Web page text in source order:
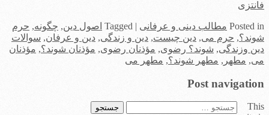
فانتزی
Posted in مطالب دینی و عرفانی |
Tagged اصول دین, چگونه, حرم
شوند؟, حرم می, دین چیست, دین و زندگی, دین و عرفان, سوالات
دین وزندگی, شوند؟ رضوی, مؤذنان رضوی, مؤذنان شوند؟, مؤذنان
می, مطهر , مطهر شوند؟, مطهر می
Post navigation
جستجو
This